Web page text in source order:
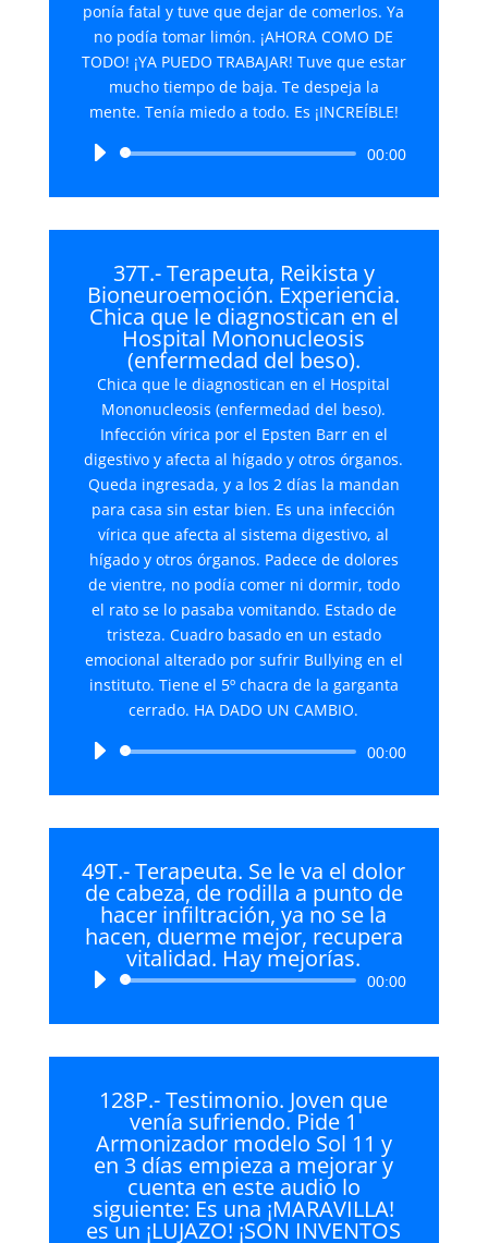
ponía fatal y tuve que dejar de comerlos. Ya
no podía tomar limón. ¡AHORA COMO DE
TODO! ¡YA PUEDO TRABAJAR! Tuve que estar
mucho tiempo de baja. Te despeja la
mente. Tenía miedo a todo. Es ¡INCREÍBLE!
Reproductor
audio
00:00
37T.- Terapeuta, Reikista y
Bioneuroemoción. Experiencia.
Chica que le diagnostican en el
Hospital Mononucleosis
(enfermedad del beso).
Chica que le diagnostican en el Hospital
Mononucleosis (enfermedad del beso).
Infección vírica por el Epsten Barr en el
digestivo y afecta al hígado y otros órganos.
Queda ingresada, y a los 2 días la mandan
para casa sin estar bien. Es una infección
vírica que afecta al sistema digestivo, al
hígado y otros órganos. Padece de dolores
de vientre, no podía comer ni dormir, todo
el rato se lo pasaba vomitando. Estado de
tristeza. Cuadro basado en un estado
emocional alterado por sufrir Bullying en el
instituto. Tiene el 5º chacra de la garganta
cerrado. HA DADO UN CAMBIO.
Reproductor
audio
00:00
49T.- Terapeuta. Se le va el dolor
de cabeza, de rodilla a punto de
hacer infiltración, ya no se la
hacen, duerme mejor, recupera
vitalidad. Hay mejorías.
Reproductor
audio
00:00
128P.- Testimonio. Joven que
venía sufriendo. Pide 1
Armonizador modelo Sol 11 y
en 3 días empieza a mejorar y
cuenta en este audio lo
siguiente: Es una ¡MARAVILLA!
es un ¡LUJAZO! ¡SON INVENTOS